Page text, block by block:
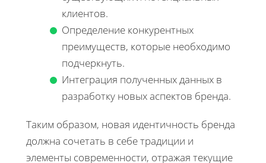
клиентов.
Определение конкурентных
преимуществ, которые необходимо
подчеркнуть.
Интеграция полученных данных в
разработку новых аспектов бренда.
Таким образом, новая идентичность бренда
должна сочетать в себе традиции и
элементы современности, отражая текущие